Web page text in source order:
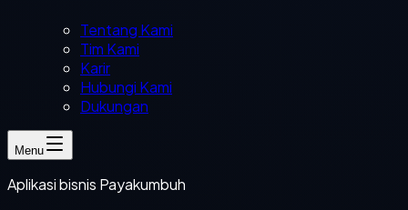
Tentang Kami
Tim Kami
Karir
Hubungi Kami
Dukungan
Menu
Aplikasi bisnis Payakumbuh